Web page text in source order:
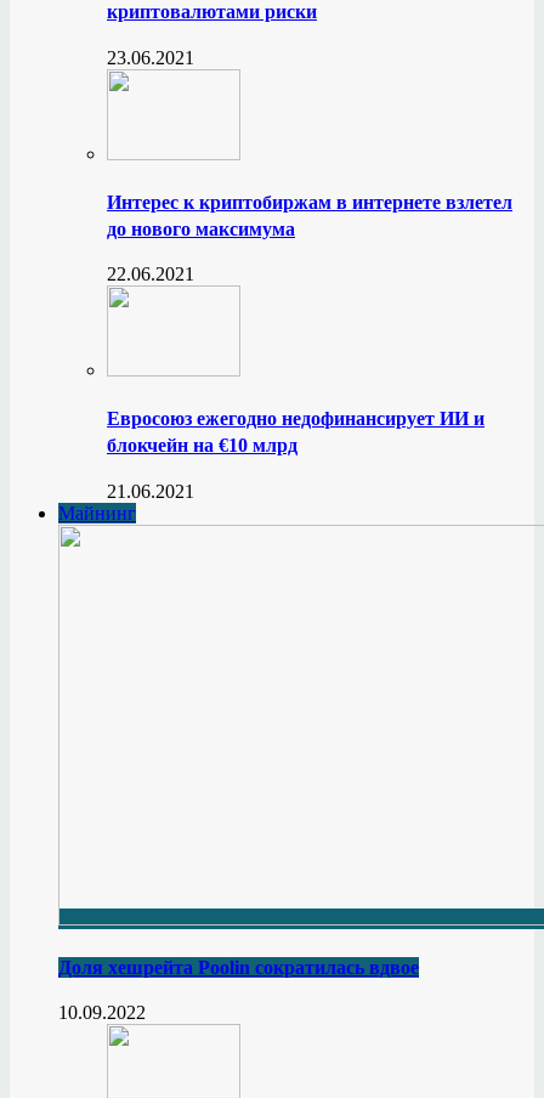
криптовалютами риски
23.06.2021
Интерес к криптобиржам в интернете взлетел
до нового максимума
22.06.2021
Евросоюз ежегодно недофинансирует ИИ и
блокчейн на €10 млрд
21.06.2021
Майнинг
Доля хешрейта Poolin сократилась вдвое
10.09.2022